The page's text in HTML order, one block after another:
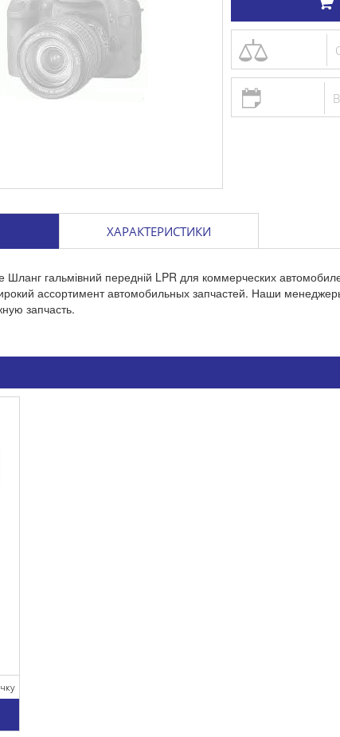
ХАРАКТЕРИСТИКИ
Шланг гальмівний передній LPR для коммерческих
ассортимент автомобильных запчастей. Наши
запчасть.